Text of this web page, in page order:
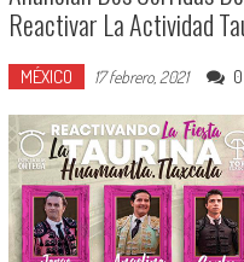
Reactivar La Actividad
MÉXICO 17 febrero, 2021 0